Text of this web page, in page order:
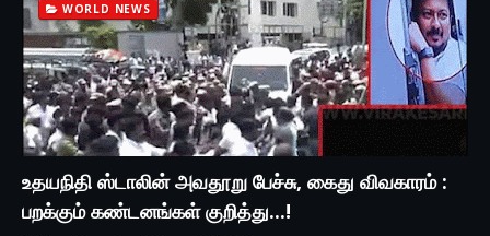
WORLD NEWS
உதயநிதி ஸ்டாலின் அவதூறு பேச்சு, கைது விவகாரம் :
பறக்கும் கண்டனங்கள் குறித்து...!